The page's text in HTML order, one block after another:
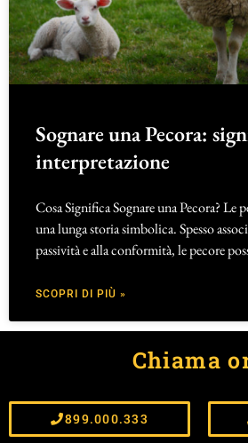
Sognare una Pecora:
interpretazione
Cosa Significa Sognare una Pecora? Le
una lunga storia simbolica. Spesso
passività e alla conformità, le pecore
SCOPRI DI PIÙ »
Chiama
899.000.333